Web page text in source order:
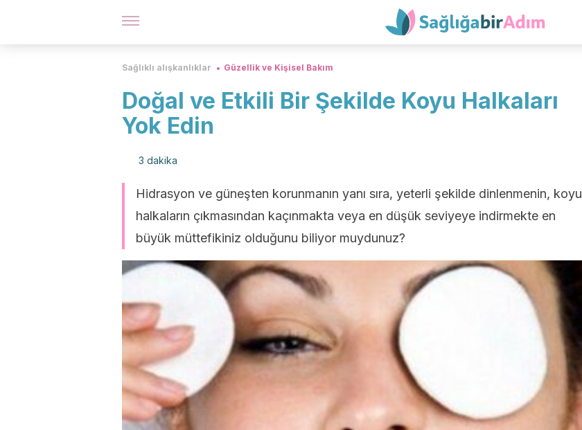
Sağlıklı alışkanlıklar Güzellik ve Kişisel Bakım
Doğal ve Etkili Bir Şekilde Koyu Halkaları
Yok Edin
3 dakika
Hidrasyon ve güneşten korunmanın yanı sıra, yeterli şekilde dinlenmenin, koyu
halkaların çıkmasından kaçınmakta veya en düşük seviyeye indirmekte en
büyük müttefikiniz olduğunu biliyor muydunuz?